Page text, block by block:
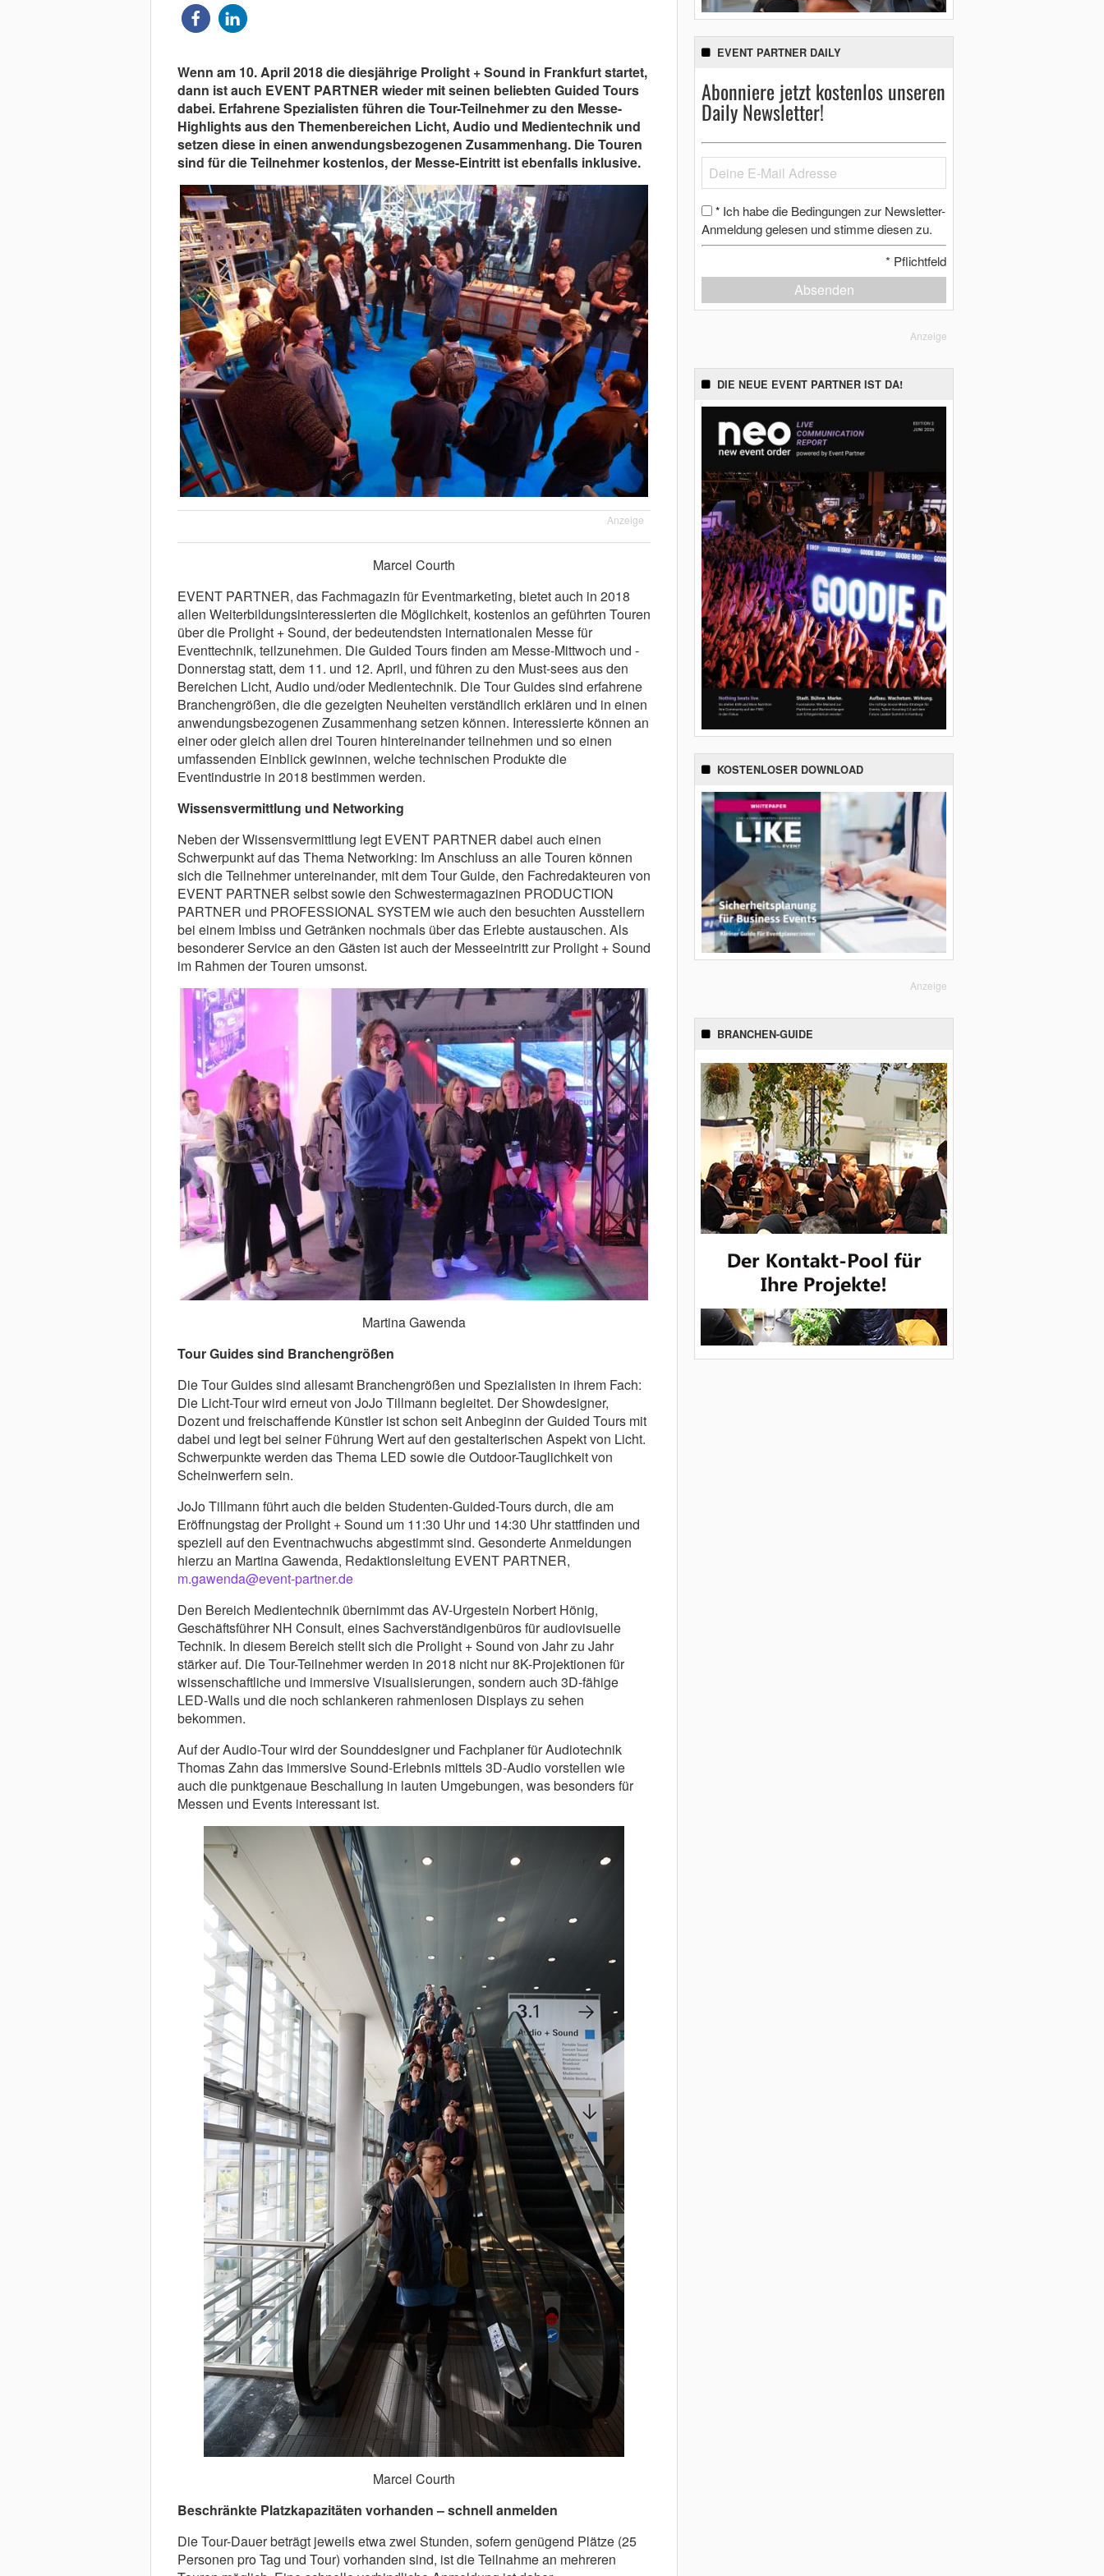
Wenn am 10. April 2018 die diesjährige Prolight + Sound in Frankfurt startet,
dann ist auch EVENT PARTNER wieder mit seinen beliebten Guided Tours
dabei. Erfahrene Spezialisten führen die Tour-Teilnehmer zu den Messe-
Highlights aus den Themenbereichen Licht, Audio und Medientechnik und
setzen diese in einen anwendungsbezogenen Zusammenhang. Die Touren
sind für die Teilnehmer kostenlos, der Messe-Eintritt ist ebenfalls inklusive.
Anzeige
Marcel Courth
EVENT PARTNER, das Fachmagazin für Eventmarketing, bietet auch in 2018
allen Weiterbildungsinteressierten die Möglichkeit, kostenlos an geführten Touren
über die Prolight + Sound, der bedeutendsten internationalen Messe für
Eventtechnik, teilzunehmen. Die Guided Tours finden am Messe-Mittwoch und -
Donnerstag statt, dem 11. und 12. April, und führen zu den Must-sees aus den
Bereichen Licht, Audio und/oder Medientechnik. Die Tour Guides sind erfahrene
Branchengrößen, die die gezeigten Neuheiten verständlich erklären und in einen
anwendungsbezogenen Zusammenhang setzen können. Interessierte können an
einer oder gleich allen drei Touren hintereinander teilnehmen und so einen
umfassenden Einblick gewinnen, welche technischen Produkte die
Eventindustrie in 2018 bestimmen werden.
Wissensvermittlung und Networking
Neben der Wissensvermittlung legt EVENT PARTNER dabei auch einen
Schwerpunkt auf das Thema Networking: Im Anschluss an alle Touren können
sich die Teilnehmer untereinander, mit dem Tour Guide, den Fachredakteuren von
EVENT PARTNER selbst sowie den Schwestermagazinen PRODUCTION
PARTNER und PROFESSIONAL SYSTEM wie auch den besuchten Ausstellern
bei einem Imbiss und Getränken nochmals über das Erlebte austauschen. Als
besonderer Service an den Gästen ist auch der Messeeintritt zur Prolight + Sound
im Rahmen der Touren umsonst.
Martina Gawenda
Tour Guides sind Branchengrößen
Die Tour Guides sind allesamt Branchengrößen und Spezialisten in ihrem Fach:
Die Licht-Tour wird erneut von JoJo Tillmann begleitet. Der Showdesigner,
Dozent und freischaffende Künstler ist schon seit Anbeginn der Guided Tours mit
dabei und legt bei seiner Führung Wert auf den gestalterischen Aspekt von Licht.
Schwerpunkte werden das Thema LED sowie die Outdoor-Tauglichkeit von
Scheinwerfern sein.
JoJo Tillmann führt auch die beiden Studenten-Guided-Tours durch, die am
Eröffnungstag der Prolight + Sound um 11:30 Uhr und 14:30 Uhr stattfinden und
speziell auf den Eventnachwuchs abgestimmt sind. Gesonderte Anmeldungen
hierzu an Martina Gawenda, Redaktionsleitung EVENT PARTNER,
m.gawenda@event-partner.de
Den Bereich Medientechnik übernimmt das AV-Urgestein Norbert Hönig,
Geschäftsführer NH Consult, eines Sachverständigenbüros für audiovisuelle
Technik. In diesem Bereich stellt sich die Prolight + Sound von Jahr zu Jahr
stärker auf. Die Tour-Teilnehmer werden in 2018 nicht nur 8K-Projektionen für
wissenschaftliche und immersive Visualisierungen, sondern auch 3D-fähige
LED-Walls und die noch schlankeren rahmenlosen Displays zu sehen
bekommen.
Auf der Audio-Tour wird der Sounddesigner und Fachplaner für Audiotechnik
Thomas Zahn das immersive Sound-Erlebnis mittels 3D-Audio vorstellen wie
auch die punktgenaue Beschallung in lauten Umgebungen, was besonders für
Messen und Events interessant ist.
Marcel Courth
Beschränkte Platzkapazitäten vorhanden – schnell anmelden
Die Tour-Dauer beträgt jeweils etwa zwei Stunden, sofern genügend Plätze (25
Personen pro Tag und Tour) vorhanden sind, ist die Teilnahme an mehreren
EVENT PARTNER DAILY
Abonniere jetzt kostenlos unseren
Daily Newsletter!
* Ich habe die Bedingungen zur Newsletter-
Anmeldung gelesen und stimme diesen zu.
* Pflichtfeld
Absenden
Anzeige
DIE NEUE EVENT PARTNER IST DA!
KOSTENLOSER DOWNLOAD
Anzeige
BRANCHEN-GUIDE